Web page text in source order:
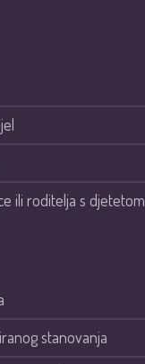
ili roditelja s djetetom
stanovanja